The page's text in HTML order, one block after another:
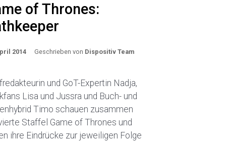
of Thrones:
2014 Geschrieben von Dispositiv Team
und GoT-Expertin Nadja,
Lisa und Jussra und Buch- und
Timo schauen zusammen
Staffel Game of Thrones und
ihre Eindrücke zur jeweiligen Folge